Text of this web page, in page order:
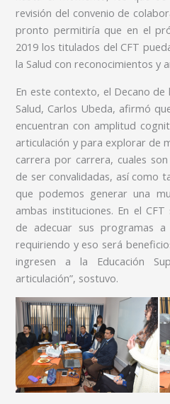
revisión del convenio de
pronto permitiría que en el
2019 los titulados del CFT
la Salud con reconocimientos y
En este contexto, el Decano de
Salud, Carlos Ubeda, afirmó
encuentran con amplitud
articulación y para explorar de
carrera por carrera, cuales
de ser convalidadas, así como
que podemos generar una
ambas instituciones. En el
de adecuar sus programas
requiriendo y eso será
ingresen a la Educación
articulación”, sostuvo.